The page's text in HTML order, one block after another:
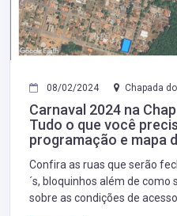
08/02/2024 Chapada
Carnaval 2024 na
Tudo o que você
programação e mapa
Confira as ruas que serão
´s, bloquinhos além de
sobre as condições de